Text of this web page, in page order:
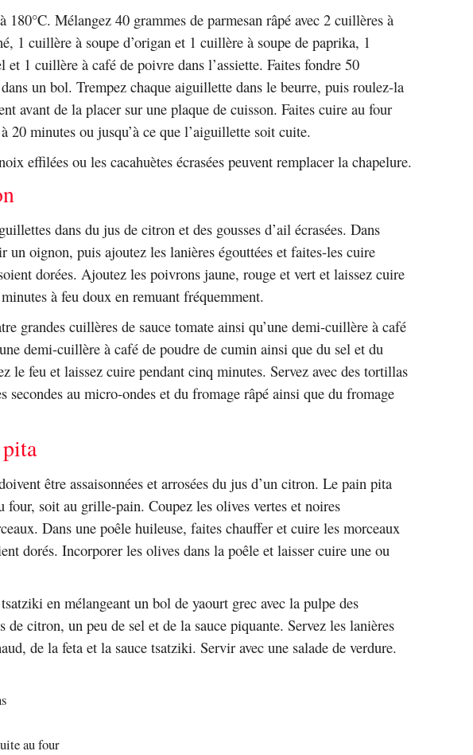
180°C. Mélangez 40 grammes de parmesan râpé avec 2 cuillères à
1 cuillère à soupe d’origan et 1 cuillère à soupe de paprika, 1
et 1 cuillère à café de poivre dans l’assiette. Faites fondre 50
un bol. Trempez chaque aiguillette dans le beurre, puis roulez-la
avant de la placer sur une plaque de cuisson. Faites cuire au four
20 minutes ou jusqu’à ce que l’aiguillette soit cuite.
effilées ou les cacahuètes écrasées peuvent remplacer la chapelure.
dans du jus de citron et des gousses d’ail écrasées. Dans
un oignon, puis ajoutez les lanières égouttées et faites-les cuire
dorées. Ajoutez les poivrons jaune, rouge et vert et laissez cuire
à feu doux en remuant fréquemment.
grandes cuillères de sauce tomate ainsi qu’une demi-cuillère à café
demi-cuillère à café de poudre de cumin ainsi que du sel et du
le feu et laissez cuire pendant cinq minutes. Servez avec des tortillas
secondes au micro-ondes et du fromage râpé ainsi que du fromage
être assaisonnées et arrosées du jus d’un citron. Le pain pita
four, soit au grille-pain. Coupez les olives vertes et noires
Dans une poêle huileuse, faites chauffer et cuire les morceaux
dorés. Incorporer les olives dans la poêle et laisser cuire une ou
en mélangeant un bol de yaourt grec avec la pulpe des
de citron, un peu de sel et de la sauce piquante. Servez les lanières
de la feta et la sauce tsatziki. Servir avec une salade de verdure.
au four